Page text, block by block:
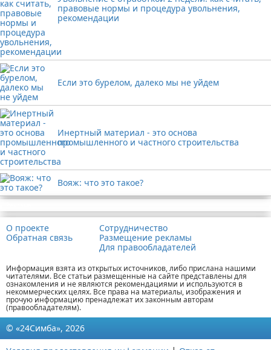
правовые нормы и процедура увольнения,
рекомендации
Если это бурелом, далеко мы не уйдем
Инертный материал - это основа
промышленного и частного строительства
Вояж: что это такое?
О проекте
Обратная связь
Сотрудничество
Размещение рекламы
Для правообладателей
Информация взята из открытых источников, либо прислана нашими
читателями. Все статьи размещенные на сайте представлены для
ознакомления и не являются рекомендациями и используются в
некоммерческих целях. Все права на материалы, изображения и
прочую информацию пренадлежат их законным авторам
(правообладателям).
© «24Симба», 2026